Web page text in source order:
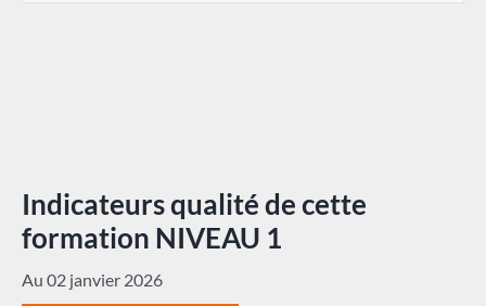
Indicateurs qualité de cette
formation NIVEAU 1
Au 02 janvier 2026